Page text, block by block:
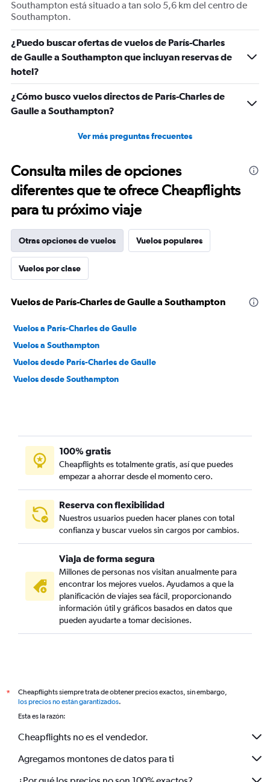
Southampton está situado a tan solo 5,6 km del centro de
Southampton.
¿Puedo buscar ofertas de vuelos de París-Charles
de Gaulle a Southampton que incluyan reservas de
hotel?
¿Cómo busco vuelos directos de París-Charles de
Gaulle a Southampton?
Ver más preguntas frecuentes
Consulta miles de opciones
diferentes que te ofrece Cheapflights
para tu próximo viaje
Otras opciones de vuelos Vuelos populares
Vuelos por clase
Vuelos de París-Charles de Gaulle a Southampton
Vuelos a París-Charles de Gaulle
Vuelos a Southampton
Vuelos desde París-Charles de Gaulle
Vuelos desde Southampton
100% gratis
Cheapflights es totalmente gratis, así que puedes
empezar a ahorrar desde el momento cero.
Reserva con flexibilidad
Nuestros usuarios pueden hacer planes con total
confianza y buscar vuelos sin cargos por cambios.
Viaja de forma segura
Millones de personas nos visitan anualmente para
encontrar los mejores vuelos. Ayudamos a que la
planificación de viajes sea fácil, proporcionando
información útil y gráficos basados en datos que
pueden ayudarte a tomar decisiones.
*
Cheapflights siempre trata de obtener precios exactos, sin embargo,
los precios no están garantizados.
Esta es la razón:
Cheapflights no es el vendedor.
Agregamos montones de datos para ti